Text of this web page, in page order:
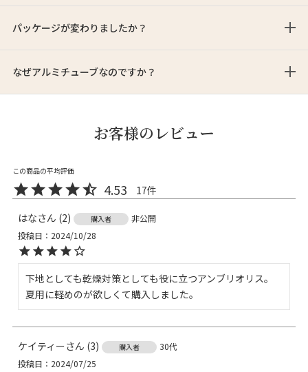
パッケージが変わりましたか？
なぜアルミチューブなのですか？
お客様のレビュー
4.53
17
はな
2 購入者
非公開
投稿日
2024/10/28
下地としても乾燥対策としても役に立つアンブリオリス。
夏用に軽めのが欲しくて購入しました。
ケイティー 3 購入者
30代
投稿日
2024/07/25